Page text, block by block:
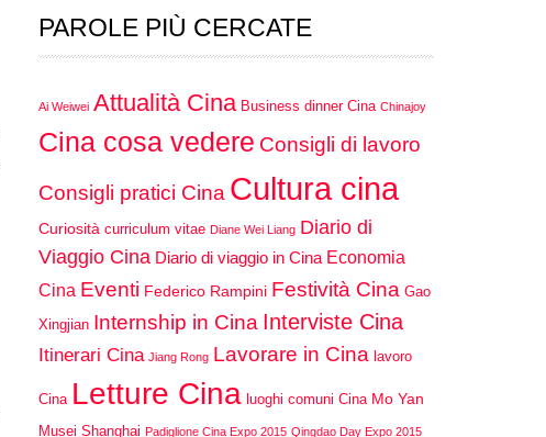
PAROLE PIÙ CERCATE
Ai Weiwei Attualità Cina Business dinner Cina Chinajoy
Cina cosa vedere Consigli di lavoro
Consigli pratici Cina Cultura cina
Curiosità curriculum vitae Diane Wei Liang Diario di
Viaggio Cina Diario di viaggio in Cina Economia
Cina Eventi Federico Rampini Festività Cina Gao
Xingjian Internship in Cina Interviste Cina
Itinerari Cina Jiang Rong Lavorare in Cina lavoro
Cina Letture Cina luoghi comuni Cina Mo Yan
Musei Shanghai Padiglione Cina Expo 2015 Qingdao Day Expo 2015